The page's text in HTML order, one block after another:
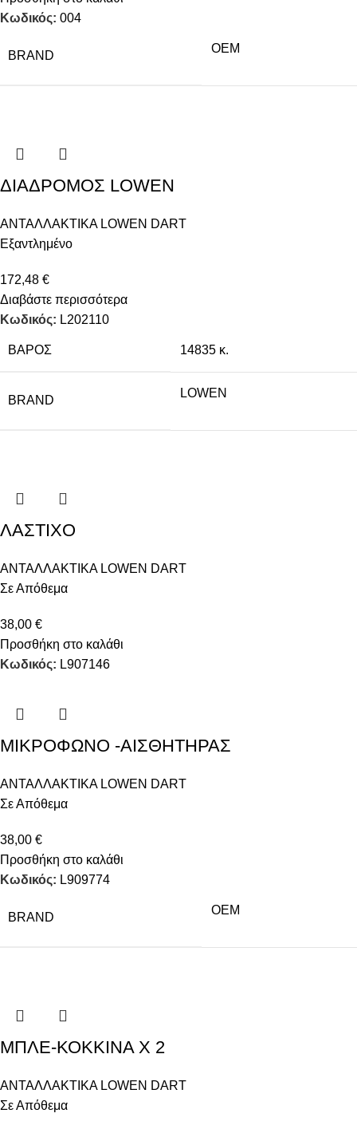
Κωδικός: 004
BRAND
OEM
ΔΙΑΔΡΟΜΟΣ LOWEN
ΑΝΤΑΛΛΑΚΤΙΚΑ LOWEN DART
Εξαντλημένο
172,48 €
Διαβάστε περισσότερα
Κωδικός: L202110
ΒΆΡΟΣ 14835 κ.
BRAND
LOWEN
ΛΑΣΤΙΧΟ
ΑΝΤΑΛΛΑΚΤΙΚΑ LOWEN DART
Σε Απόθεμα
38,00 €
Προσθήκη στο καλάθι
Κωδικός: L907146
ΜΙΚΡΟΦΩΝΟ -ΑΙΣΘΗΤΗΡΑΣ
ΑΝΤΑΛΛΑΚΤΙΚΑ LOWEN DART
Σε Απόθεμα
38,00 €
Προσθήκη στο καλάθι
Κωδικός: L909774
BRAND
OEM
ΜΠΛΕ-ΚΟΚΚΙΝΑ Χ 2
ΑΝΤΑΛΛΑΚΤΙΚΑ LOWEN DART
Σε Απόθεμα